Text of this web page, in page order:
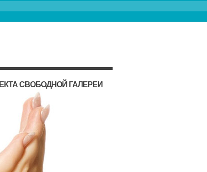
СВОБОДНОЙ ГАЛЕРЕИ